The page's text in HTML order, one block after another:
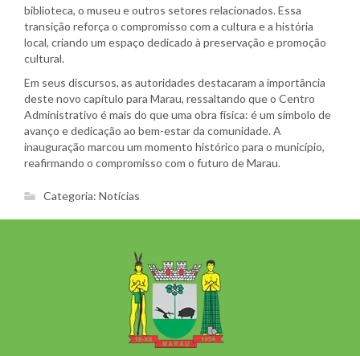
biblioteca, o museu e outros setores relacionados. Essa
transição reforça o compromisso com a cultura e a história
local, criando um espaço dedicado à preservação e promoção
cultural.
Em seus discursos, as autoridades destacaram a importância
deste novo capítulo para Marau, ressaltando que o Centro
Administrativo é mais do que uma obra física: é um símbolo de
avanço e dedicação ao bem-estar da comunidade. A
inauguração marcou um momento histórico para o município,
reafirmando o compromisso com o futuro de Marau.
Categoria: Notícias